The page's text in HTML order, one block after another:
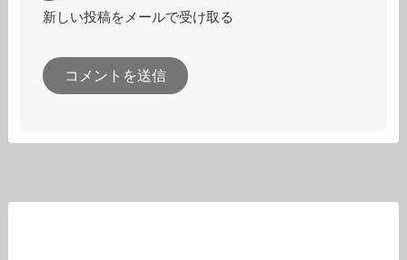
新しい投稿をメールで受け取る